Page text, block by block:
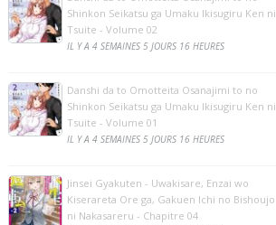
Shinkon Seikatsu ga Umaku Ikisugiru Ken ni
Tsuite - Volume 02
IL Y A 4 SEMAINES 5 JOURS 16 HEURES
Danshi da to Omotteita Osanajimi to no
Shinkon Seikatsu ga Umaku Ikisugiru Ken ni
Tsuite - Volume 01
IL Y A 4 SEMAINES 5 JOURS 16 HEURES
Jinsei Gyakuten - Uwakisare, Enzai wo
Kiserareta Ore ga, Gakuen Ichi no Bishoujo
ni Nakasareru - Chapitre 04